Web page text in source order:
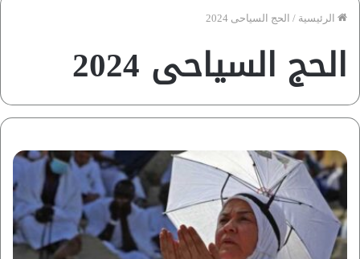
الرئيسية / الحج السياحى 2024
الحج السياحى 2024